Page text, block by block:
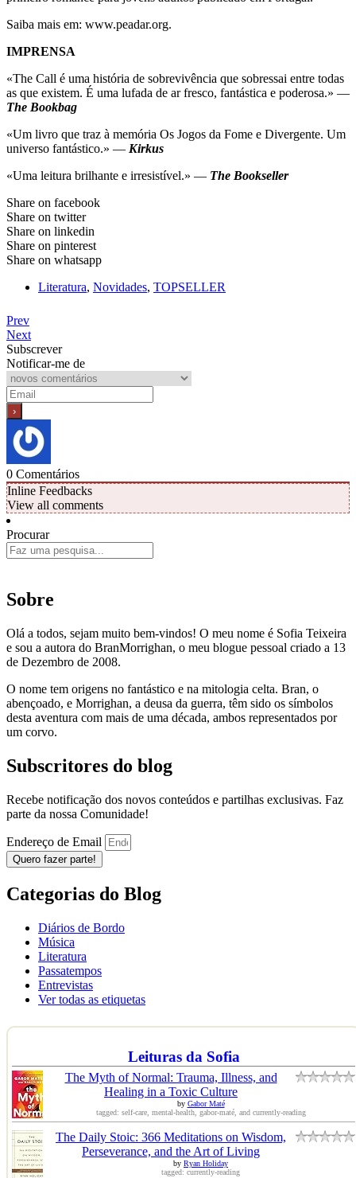
Saiba mais em: www.peadar.org.
IMPRENSA
«The Call é uma história de sobrevivência que sobressai entre todas
as que existem. É uma lufada de ar fresco, fantástica e poderosa.» —
The Bookbag
«Um livro que traz à memória Os Jogos da Fome e Divergente. Um
universo fantástico.» — Kirkus
«Uma leitura brilhante e irresistível.» — The Bookseller
Share on facebook
Share on twitter
Share on linkedin
Share on pinterest
Share on whatsapp
Literatura, Novidades, TOPSELLER
Prev
Next
Subscrever
Notificar-me de
0 Comentários
Inline Feedbacks
View all comments
Procurar
Sobre
Olá a todos, sejam muito bem-vindos! O meu nome é Sofia Teixeira
e sou a autora do BranMorrighan, o meu blogue pessoal criado a 13
de Dezembro de 2008.
O nome tem origens no fantástico e na mitologia celta. Bran, o
abençoado, e Morrighan, a deusa da guerra, têm sido os símbolos
desta aventura com mais de uma década, ambos representados por
um corvo.
Subscritores do blog
Recebe notificação dos novos conteúdos e partilhas exclusivas. Faz
parte da nossa Comunidade!
Endereço de Email
Quero fazer parte!
Categorias do Blog
Diários de Bordo
Música
Literatura
Passatempos
Entrevistas
Ver todas as etiquetas
Leituras da Sofia
The Myth of Normal: Trauma, Illness, and
Healing in a Toxic Culture
by Gabor Maté
tagged: self-care, mental-health, gabor-maté, and currently-reading
The Daily Stoic: 366 Meditations on Wisdom,
Perseverance, and the Art of Living
by Ryan Holiday
tagged: currently-reading